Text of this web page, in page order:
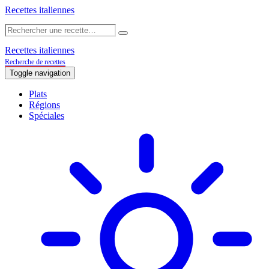
Recettes italiennes
Recettes italiennes
Recherche de recettes
Toggle navigation
Plats
Régions
Spéciales